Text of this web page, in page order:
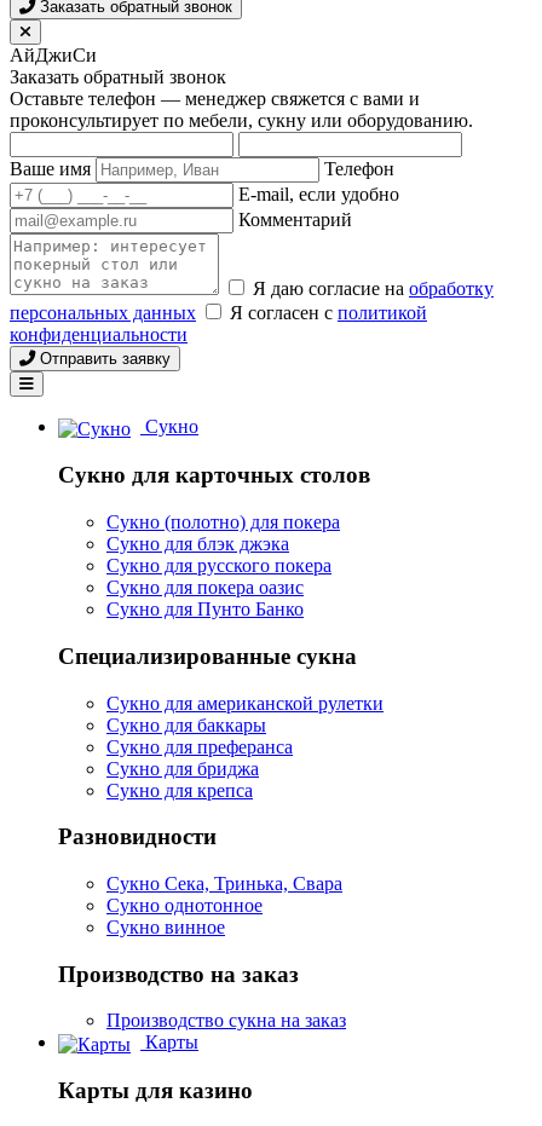
Заказать обратный звонок
АйДжиСи
Заказать обратный звонок
Оставьте телефон — менеджер свяжется с вами и
проконсультирует по мебели, сукну или оборудованию.
Ваше имя
Телефон
E-mail, если удобно
Комментарий
Я даю согласие на обработку
персональных данных
Я согласен с политикой
конфиденциальности
Отправить заявку
Сукно
Сукно для карточных столов
Сукно (полотно) для покера
Сукно для блэк джэка
Сукно для русского покера
Сукно для покера оазис
Сукно для Пунто Банко
Специализированные сукна
Сукно для американской рулетки
Сукно для баккары
Сукно для преферанса
Сукно для бриджа
Сукно для крепса
Разновидности
Сукно Сека, Тринька, Свара
Сукно однотонное
Сукно винное
Производство на заказ
Производство сукна на заказ
Карты
Карты для казино